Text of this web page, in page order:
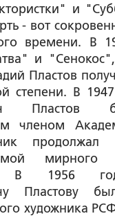
и
- вот
времени. В
и
Пластов
степени. В
Пластов
членом
продолжал
мирного
В 1956
Пластову
художника